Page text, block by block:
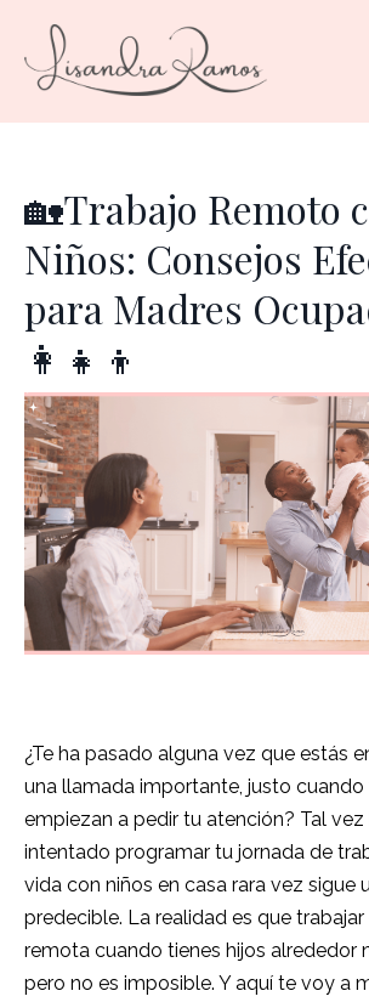
🏡Trabajo Remoto
Niños: Consejos
para Madres
👩‍👧‍👦
¿Te ha pasado alguna vez que estás
una llamada importante, justo cuando
empiezan a pedir tu atención? Tal vez
intentado programar tu jornada de
vida con niños en casa rara vez sigue
predecible. La realidad es que
remota cuando tienes hijos alrededor
pero no es imposible. Y aquí te voy a